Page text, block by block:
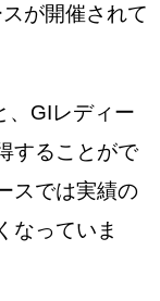
が開催されて
GIレディー
することがで
スでは実績の
なっていま